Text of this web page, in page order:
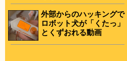
外部からのハッキングで
ロボット犬が「くたっ」
とくずおれる動画